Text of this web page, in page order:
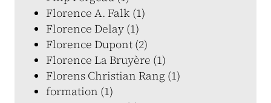
Florence A. Falk (1)
Florence Delay (1)
Florence Dupont (2)
Florence La Bruyère (1)
Florens Christian Rang (1)
formation (1)